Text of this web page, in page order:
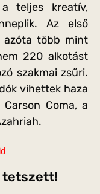
teljes kreatív,
Az első
azóta több mint
220 alkotást
szakmai zsűri.
vihettek haza
Coma, a
tetszett!